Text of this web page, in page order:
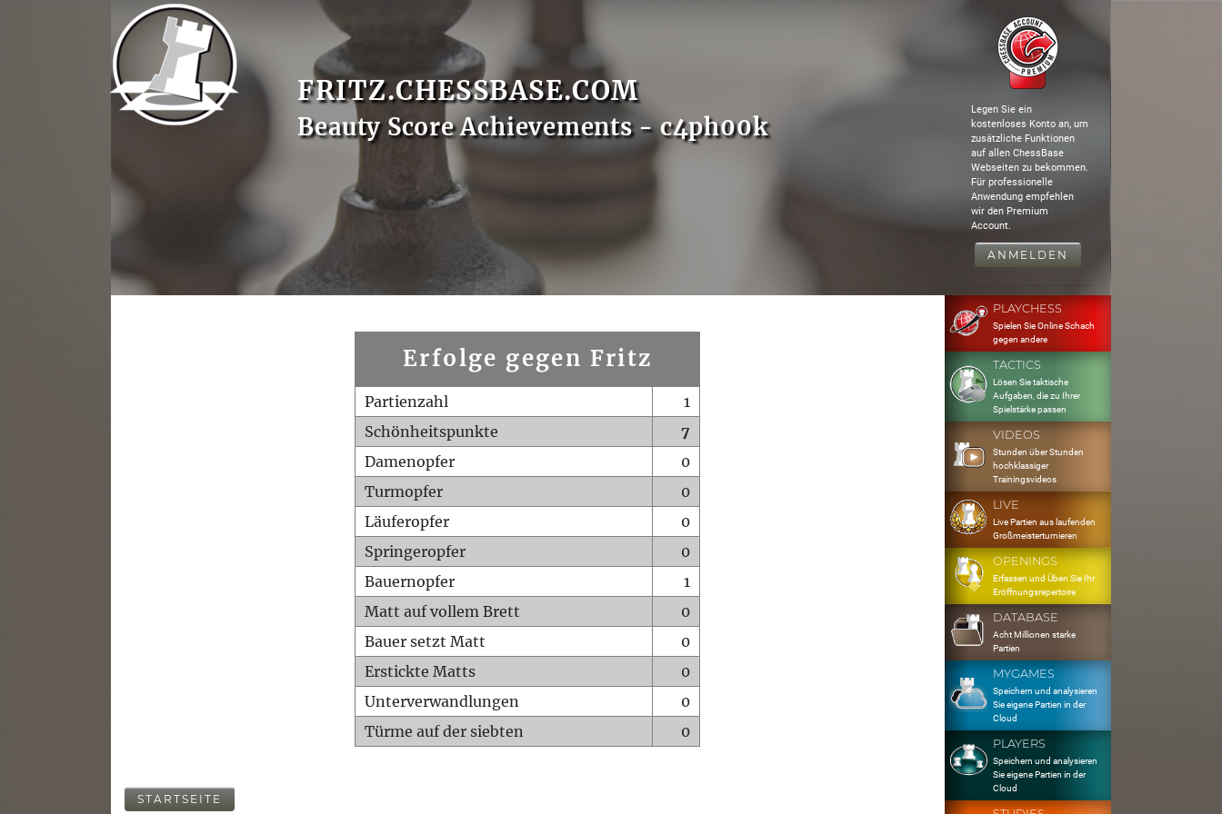
FRITZ.CHESSBASE.COM
Beauty Score Achievements - c4ph00k
Legen Sie ein
kostenloses Konto an, um
zusätzliche Funktionen
auf allen ChessBase
Webseiten zu bekommen.
Für professionelle
Anwendung empfehlen
wir den Premium
Account.
ANMELDEN
Erfolge gegen Fritz
Partienzahl
1
Schönheitspunkte
7
Damenopfer
0
Turmopfer
0
Läuferopfer
0
Springeropfer
0
Bauernopfer
1
Matt auf vollem Brett
0
Bauer setzt Matt
0
Erstickte Matts
0
Unterverwandlungen
0
Türme auf der siebten
0
STARTSEITE
PLAYCHESS
Spielen Sie Online Schach
gegen andere
TACTICS
Lösen Sie taktische
Aufgaben, die zu Ihrer
Spielstärke passen
VIDEOS
Stunden über Stunden
hochklassiger
Trainingsvideos
LIVE
Live Partien aus laufenden
Großmeisterturnieren
OPENINGS
Erfassen und Üben Sie Ihr
Eröffnungsrepertoire
DATABASE
Acht Millionen starke
Partien
MYGAMES
Speichern und analysieren
Sie eigene Partien in der
Cloud
PLAYERS
Speichern und analysieren
Sie eigene Partien in der
Cloud